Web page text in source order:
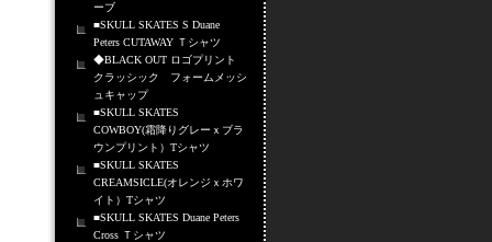
ーブ
■SKULL SKATES S Duane
Peters CUTAWAY Ｔシャツ
◆BLACK OUT ロゴプリント
クラッシック フォームメッシ
ュキャップ
■SKULL SKATES
COWBOY(霜降りグレーｘブラ
ウンプリント）Tシャツ
■SKULL SKATES
CREAMSICLE(オレンジｘホワ
イト）Tシャツ
■SKULL SKATES Duane Peters
Cross Ｔシャツ